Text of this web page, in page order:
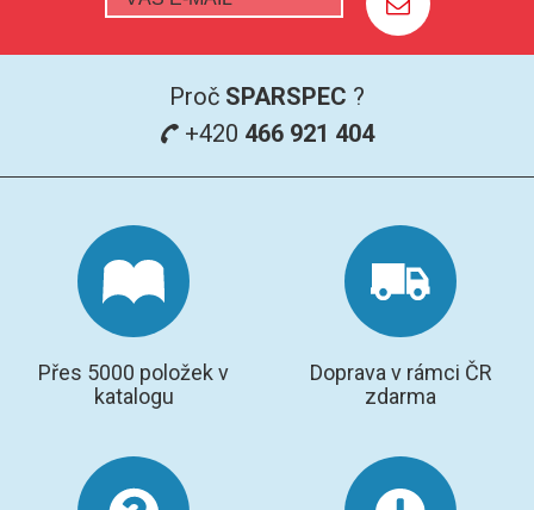
Proč SPARSPEC ?
+420 466 921 404
Přes 5000 položek v
katalogu
Doprava v rámci ČR
zdarma